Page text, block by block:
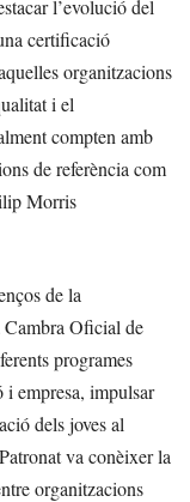
l’evolució del
certificació
organitzacions
i el
compten amb
de referència com
Morris
de la
Cambra Oficial de
programes
empresa, impulsar
dels joves al
va conèixer la
organitzacions